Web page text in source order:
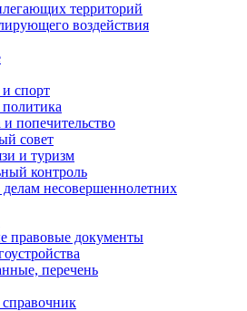
территорий
воздействия
спорт
попечительство
совет
и туризм
контроль
несовершеннолетних
правовые документы
перечень